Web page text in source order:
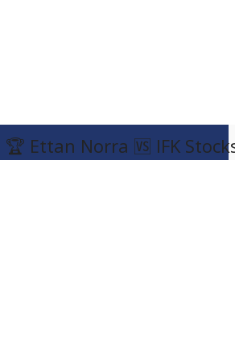
🏆 Ettan Norra 🆚 IFK